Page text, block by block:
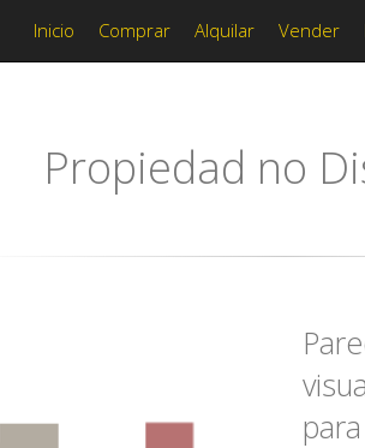
Inicio Comprar Alquilar Vender
Propiedad no